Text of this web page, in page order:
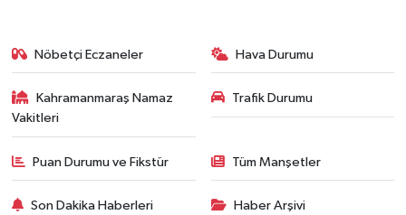
Nöbetçi Eczaneler Hava Durumu
Kahramanmaraş Namaz
Vakitleri
Trafik Durumu
Puan Durumu ve Fikstür Tüm Manşetler
Son Dakika Haberleri Haber Arşivi
SEÇİM 2015
ÇEVRE
BİLİM VE TEKNOLOJİ